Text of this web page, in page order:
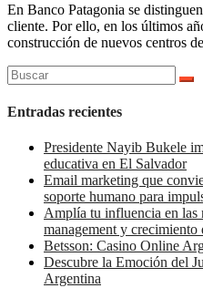
En Banco Patagonia se
cliente. Por ello, en los últimos
construcción de nuevos centros
Buscar:
Entradas recientes
Presidente Nayib Bukele
educativa en El Salvador
Email marketing que
soporte humano para
Amplía tu influencia en las
management y crecimiento
Betsson: Casino Online
Descubre la Emoción del
Argentina